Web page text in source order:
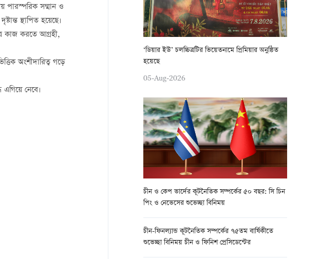
পারস্পরিক সম্মান ও
স্থাপিত হয়েছে।
কাজ করতে আগ্রহী,
অংশীদারিত্ব গড়ে
নেবে।
‘ডিয়ার ইউ’ চলচ্চিত্রটির ভিয়েতনামে প্রিমিয়ার অনুষ্ঠিত
হয়েছে
05-Aug-2026
চীন ও কেপ ভার্দের কূটনৈতিক সম্পর্কের ৫০ বছর: সি চিন
পিং ও নেভেসের শুভেচ্ছা বিনিময়
চীন-ফিনল্যান্ড কূটনৈতিক সম্পর্কের ৭৫তম বার্ষিকীতে
শুভেচ্ছা বিনিময় চীন ও ফিনিশ প্রেসিডেন্টের